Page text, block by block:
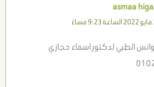
asmaa
الطبي لدكتور اسماء حجازي